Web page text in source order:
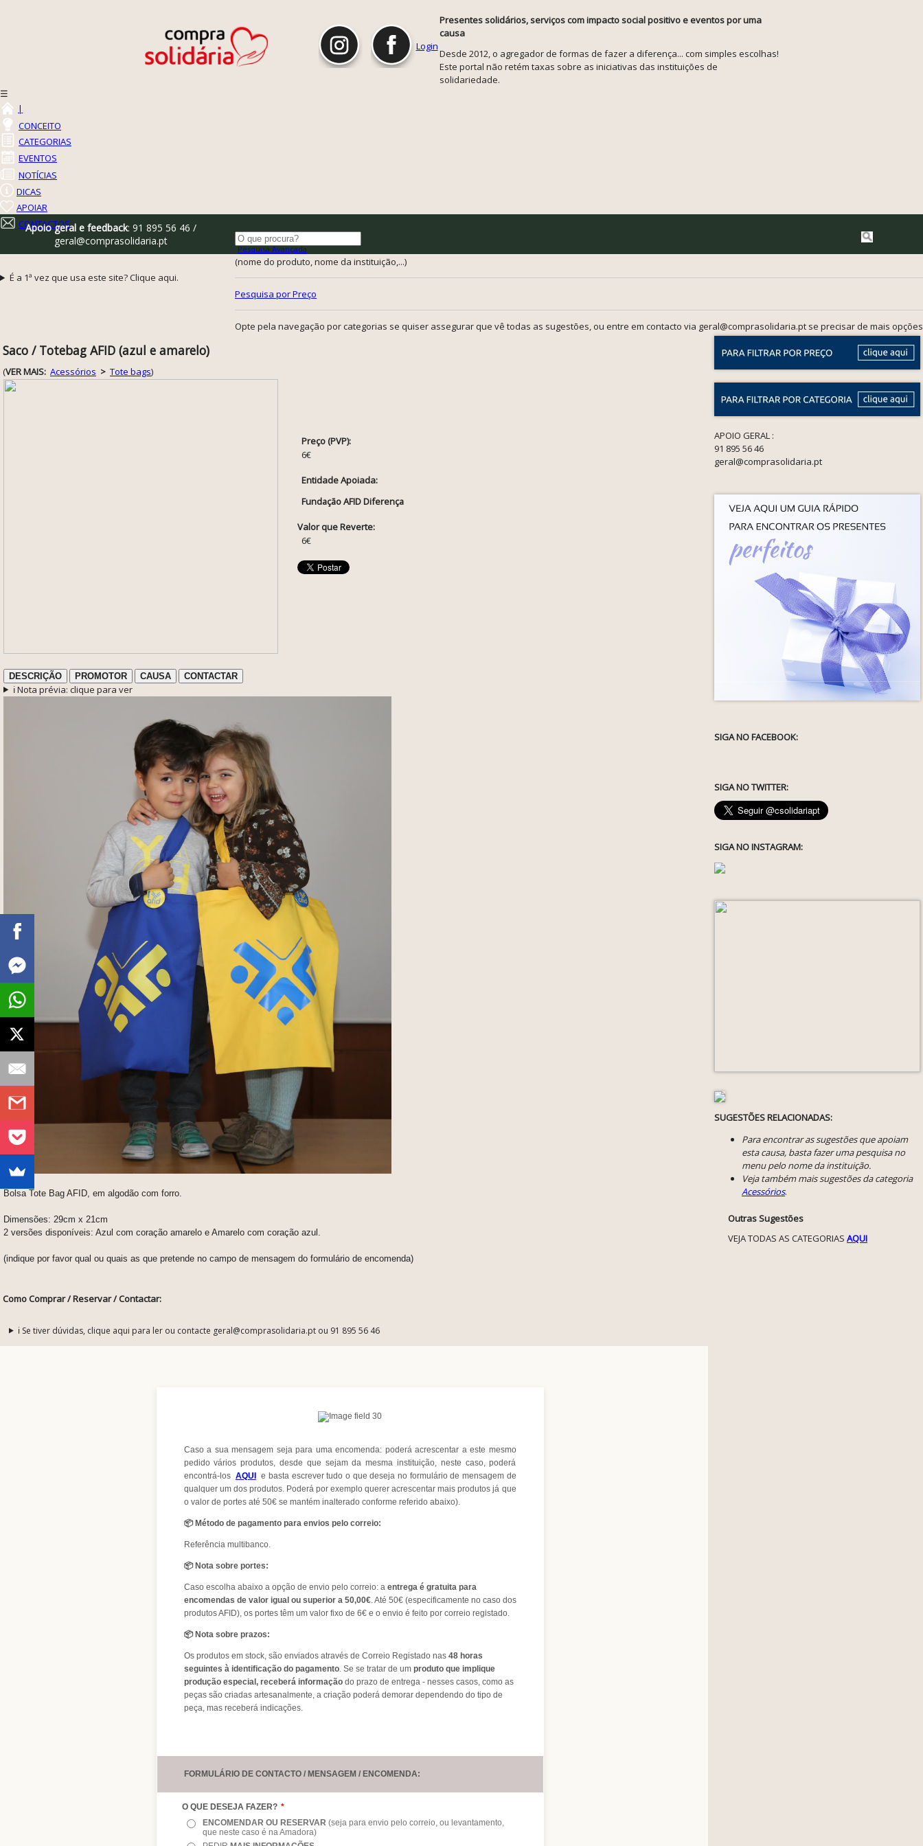
Login
Presentes solidários, serviços com impacto social positivo e eventos por uma
causa
Desde 2012, o agregador de formas de fazer a diferença... com simples escolhas!
Este portal não retém taxas sobre as iniciativas das instituições de
solidariedade.
☰
|
CONCEITO
CATEGORIAS
EVENTOS
NOTÍCIAS
DICAS
APOIAR
CONTACTOS
Pesquisa Avançada
(nome do produto, nome da instituição,...)
Pesquisa por Preço
Opte pela navegação por categorias se quiser assegurar que vê todas as sugestões, ou entre em contacto via geral@comprasolidaria.pt se precisar de mais opções
Apoio geral e feedback: 91 895 56 46 /
geral@comprasolidaria.pt
É a 1ª vez que usa este site? Clique aqui.
Saco / Totebag AFID (azul e amarelo)
(VER MAIS: Acessórios > Tote bags)
Preço (PVP):
6€
Entidade Apoiada:
Fundação AFID Diferença
Valor que Reverte:
6€
DESCRIÇÃO PROMOTOR CAUSA CONTACTAR
ℹ️ Nota prévia: clique para ver
Bolsa Tote Bag AFID, em algodão com forro.
Dimensões: 29cm x 21cm
2 versões disponíveis: Azul com coração amarelo e Amarelo com coração azul.
(indique por favor qual ou quais as que pretende no campo de mensagem do formulário de encomenda)
Como Comprar / Reservar / Contactar:
ℹ️ Se tiver dúvidas, clique aqui para ler ou contacte geral@comprasolidaria.pt ou 91 895 56 46
APOIO GERAL :
91 895 56 46
geral@comprasolidaria.pt
SIGA NO FACEBOOK:
SIGA NO TWITTER:
SIGA NO INSTAGRAM:
SUGESTÕES RELACIONADAS:
Para encontrar as sugestões que apoiam
esta causa, basta fazer uma pesquisa no
menu pelo nome da instituição.
Veja também mais sugestões da categoria
Acessórios.
Outras Sugestões
VEJA TODAS AS CATEGORIAS AQUI